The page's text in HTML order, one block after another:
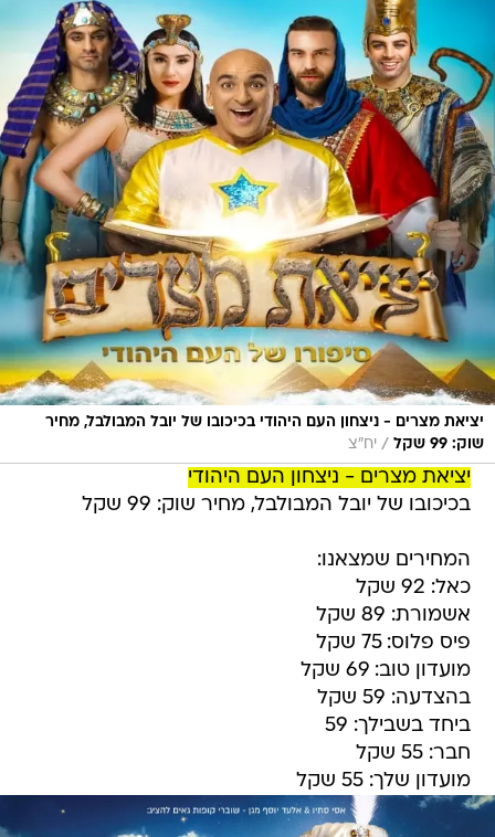
יציאת מצרים - ניצחון העם היהודי בכיכובו של יובל המבולבל, מחיר
שוק: 99 שקל
/ יח"צ
יציאת מצרים - ניצחון העם היהודי
בכיכובו של יובל המבולבל, מחיר שוק: 99 שקל
המחירים שמצאנו:
כאל: 92 שקל
אשמורת: 89 שקל
פיס פלוס: 75 שקל
מועדון טוב: 69 שקל
בהצדעה: 59 שקל
ביחד בשבילך: 59
חבר: 55 שקל
מועדון שלך: 55 שקל